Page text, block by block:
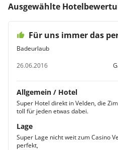
Ausgewählte
Für uns immer das
Badeurlaub
26.06.2016
Allgemein / Hotel
Super Hotel direkt in Velden, die
toll für jeden etwas dabei.
Lage
Super Lage nicht weit zum Casino
perfekt,